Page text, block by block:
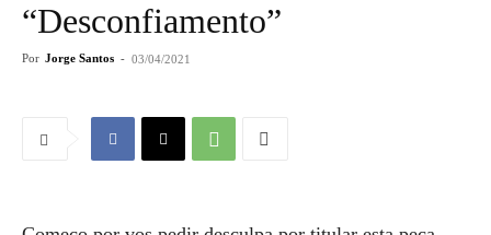
“Desconfiamento”
Por Jorge Santos - 03/04/2021